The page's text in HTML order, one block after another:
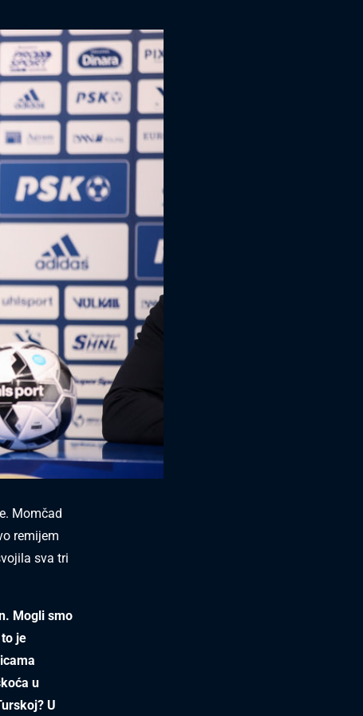
Momčad
remijem
sva tri
Mogli smo
je
u
U